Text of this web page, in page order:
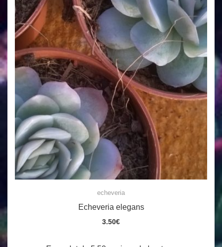
echeveria
Echeveria elegans
3.50€